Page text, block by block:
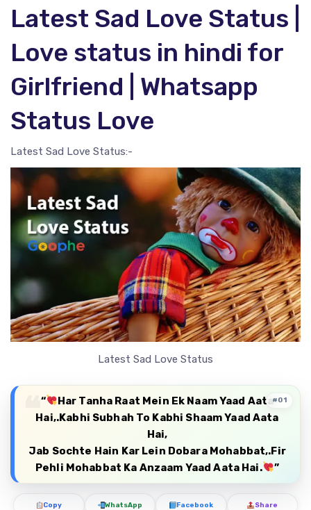
Latest Sad Love Status |
Love status in hindi for
Girlfriend | Whatsapp
Status Love
Latest Sad Love Status:-
Latest Sad Love Status
“
Har Tanha Raat Mein Ek Naam Yaad Aata
Hai,.Kabhi Subhah To Kabhi Shaam Yaad Aata
Hai,
Jab Sochte Hain Kar Lein Dobara Mohabbat,.Fir
Pehli Mohabbat Ka Anzaam Yaad Aata Hai.
”
#01
Copy WhatsApp Facebook Share